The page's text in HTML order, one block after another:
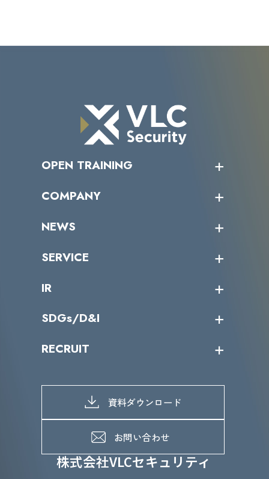
株式会社VLCセキュリティ
OPEN TRAINING
受講者の声
COMPANY
トップメッセージ
ミッション／ビジョン
パートナー企業一覧
NEWS
サイバーニュース
SERVICE
カテゴリー別サービス一覧
IR
IRカレンダー
IRライブラリー
よくあるご質問
SDGs/D&I
当グループのマテリアリティ
SDGs推進体制
D&Iの取り組み
RECRUIT
募集職種一覧
メッセージ
メンバーインタビュー
資料ダウンロード
お問い合わせ